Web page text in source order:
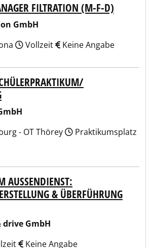
FILTRATION (M-F-D)
GmbH
Vollzeit Keine Angabe
- OT Thörey
Praktikumsplatz
F
& ÜBERFÜHRUNG (
drive GmbH
Keine Angabe